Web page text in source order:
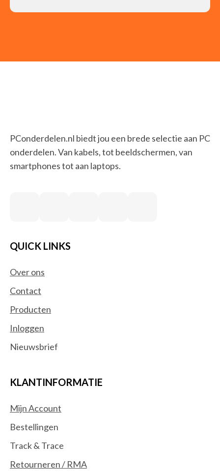
PConderdelen.nl biedt jou een brede selectie aan PC
onderdelen. Van kabels, tot beeldschermen, van
smartphones tot aan laptops.
QUICK LINKS
Over ons
Contact
Producten
Inloggen
Nieuwsbrief
KLANTINFORMATIE
Mijn Account
Bestellingen
Track & Trace
Retourneren / RMA